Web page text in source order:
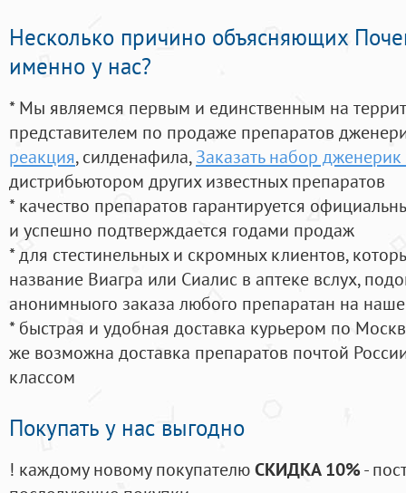
Несколько причино объясняющих
именно у нас?
* Мы являемся первым и единственным на
представителем по продаже препаратов
реакция, силденафила, Заказать набор
дистрибьютором других известных препаратов
* качество препаратов гарантируется
и успешно подтверждается годами продаж
* для стестинельных и скромных клиентов,
название Виагра или Сиалис в аптеке вслух,
анонимныого заказа любого препаратан на
* быстрая и удобная доставка курьером по
же возможна доставка препаратов почтой
классом
Покупать у нас выгодно
! каждому новому покупателюСКИДКА 10%-